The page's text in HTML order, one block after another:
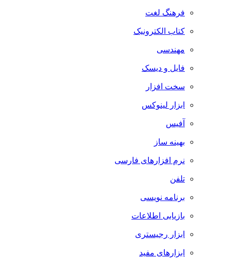
فرهنگ لغت
کتاب الکترونیک
مهندسی
فایل و دیسک
سخت افزار
ابزار لینوکس
آفیس
بهینه ساز
نرم افزارهای فارسی
تلفن
برنامه نویسی
بازیابی اطلاعات
ابزار رجیستری
ابزارهای مفید